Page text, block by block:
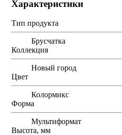
Характеристики
Тип продукта
Брусчатка
Коллекция
Новый город
Цвет
Колормикс
Форма
Мультиформат
Высота, мм